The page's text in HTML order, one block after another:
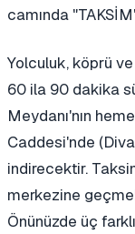
camında
Yolculuk, köprü
60 ila 90 dakika
Meydanı'nın
Caddesi'nde
indirecektir.
merkezine
Önünüzde üç